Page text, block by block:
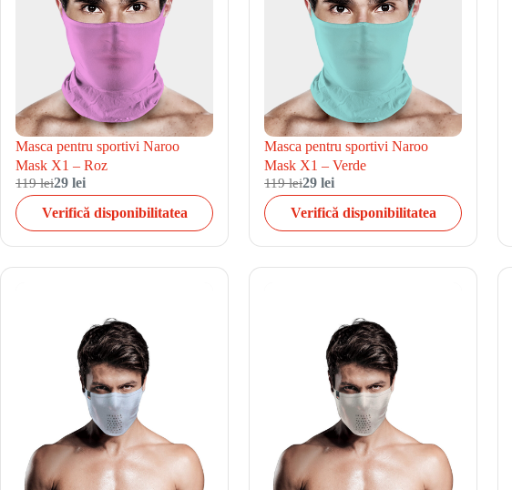
Masca pentru sportivi Naroo
Mask X1 – Roz
119 lei29 lei
Verifică disponibilitatea
Masca pentru sportivi Naroo
Mask X1 – Verde
119 lei29 lei
Verifică disponibilitatea